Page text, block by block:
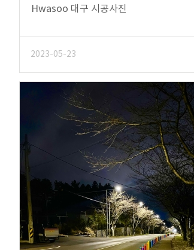
Hwasoo 대구 시공사진
2023-05-23